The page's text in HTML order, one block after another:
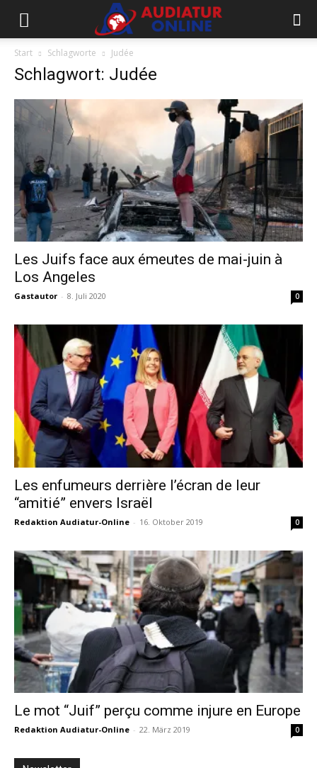
Start Schlagworte Judée
Schlagwort: Judée
Les Juifs face aux émeutes de mai-juin à
Los Angeles
Gastautor - 8. Juli 2020 0
Les enfumeurs derrière l’écran de leur
“amitié” envers Israël
Redaktion Audiatur-Online - 16. Oktober 2019 0
Le mot “Juif” perçu comme injure en Europe
Redaktion Audiatur-Online - 22. März 2019 0